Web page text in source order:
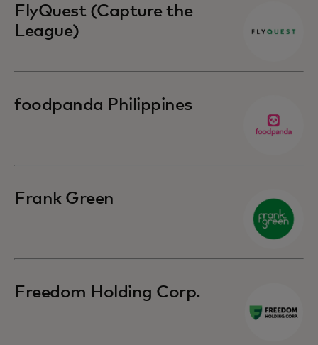
FlyQuest (Capture the
League)
foodpanda Philippines
Frank Green
Freedom Holding Corp.